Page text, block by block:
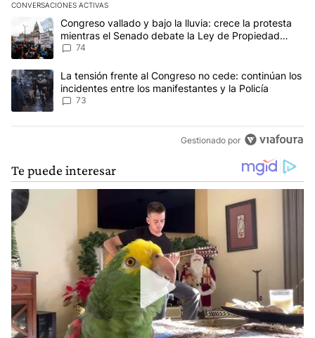
CONVERSACIONES ACTIVAS
Este listado muestra los artículos con más comentarios en los
Un artículo de tendencia con el título "Congreso vallado y bajo
Congreso vallado y bajo la lluvia: crece la protesta
mientras el Senado debate la Ley de Propiedad
Privada
74
Un artículo de tendencia con el título "La tensión frente al
La tensión frente al Congreso no cede: continúan los
incidentes entre los manifestantes y la Policía
73
Gestionado por